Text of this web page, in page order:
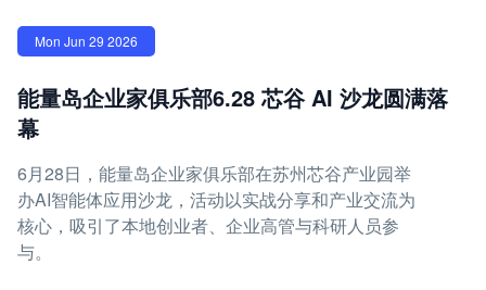
Mon Jun 29 2026
能量岛企业家俱乐部6.28 芯谷 AI 沙龙圆满落
幕
6月28日，能量岛企业家俱乐部在苏州芯谷产业园举
办AI智能体应用沙龙，活动以实战分享和产业交流为
核心，吸引了本地创业者、企业高管与科研人员参
与。